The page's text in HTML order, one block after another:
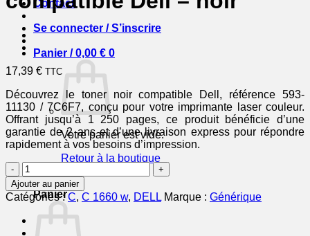
Contact
Se connecter / S’inscrire
Panier /0,00 € 0
Votre panier est vide.
Retour à la boutique
0
Panier
17,39 € TTC
Découvrez le toner noir compatible Dell, référence 593-
11130 / 7C6F7, conçu pour votre imprimante laser couleur.
Offrant jusqu’à 1 250 pages, ce produit bénéficie d’une
garantie de 2 ans et d’une livraison express pour répondre
rapidement à vos besoins d’impression.
quantité
de
59311130
/
7C6F7
-
Ajouter au panier
Catégories :C, C 1660 w, DELL Marque : Générique